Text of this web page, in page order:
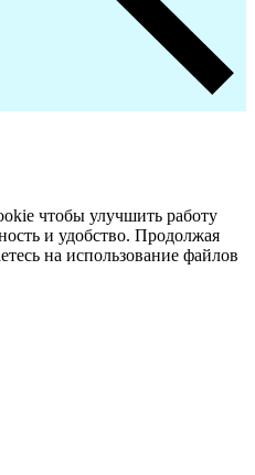
чтобы улучшить работу
и удобство. Продолжая
на использование файлов